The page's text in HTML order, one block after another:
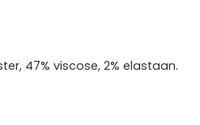
47% viscose, 2% elastaan.